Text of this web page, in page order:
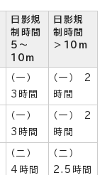
日影規
制時間
5～
10m
日影規
制時間
＞10m
（一）
3時間
（一） 2
時間
（一）
3時間
（一） 2
時間
（二）
4時間
（二）
2.5時間